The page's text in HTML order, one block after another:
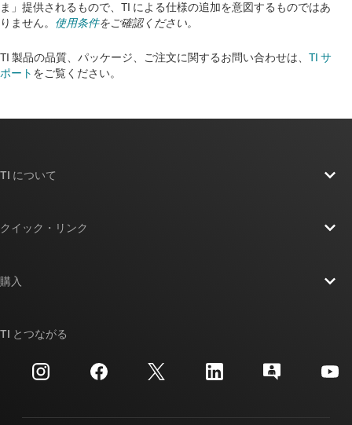
ま」提供されるもので、TI による仕様の追加を意図するものではあ
りません。 使用条件をご確認ください。
TI 製品の品質、パッケージ、ご注文に関するお問い合わせは、 TI サ
ポート をご覧ください。​​​​​​​​​​​​​​
TI について
投資家向け情報
製造
クイック・リンク
クロスリファレンス検索
カスタマー・サポート・センター
購入
ご注文に関する FAQ
TI とつながる